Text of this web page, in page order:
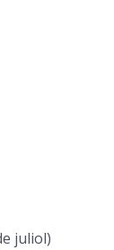
juliol)